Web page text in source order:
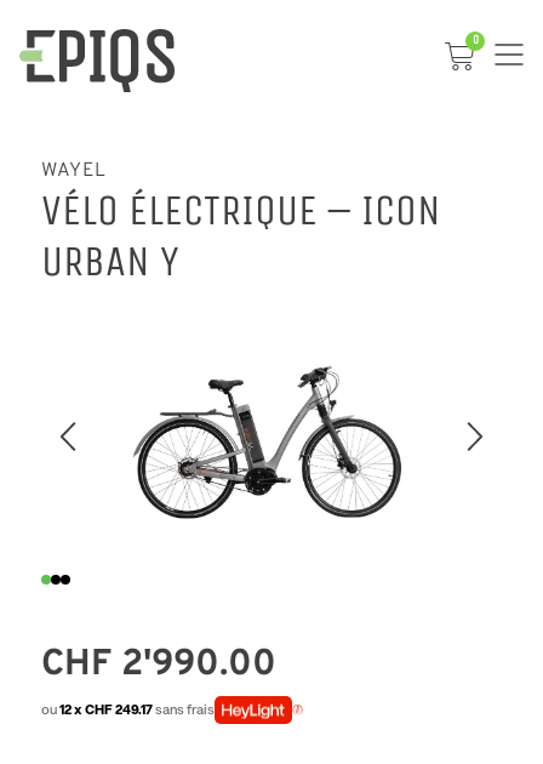
0
WAYEL
VÉLO ÉLECTRIQUE – ICON
URBAN Y
CHF 2'990.00
ou12 x CHF 249.17sans frais